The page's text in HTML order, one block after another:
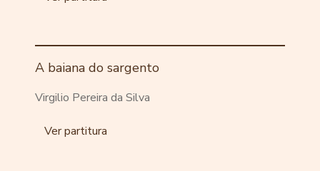
A baiana do sargento
Virgilio Pereira da Silva
Ver partitura